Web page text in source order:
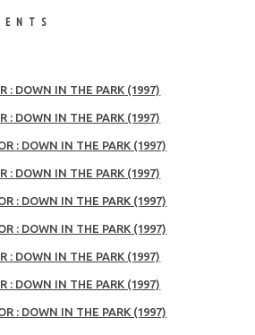
: DOWN IN THE PARK (1997)
: DOWN IN THE PARK (1997)
: DOWN IN THE PARK (1997)
: DOWN IN THE PARK (1997)
: DOWN IN THE PARK (1997)
: DOWN IN THE PARK (1997)
: DOWN IN THE PARK (1997)
: DOWN IN THE PARK (1997)
: DOWN IN THE PARK (1997)